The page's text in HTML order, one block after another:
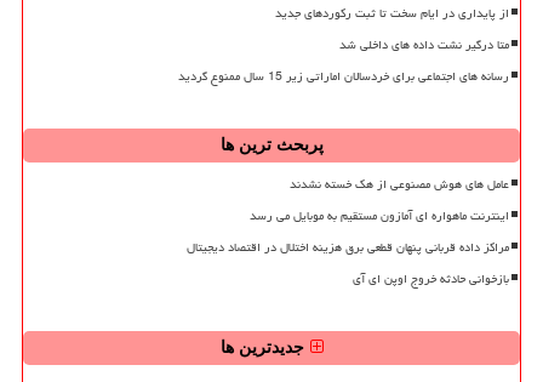
از پایداری در ایام سخت تا ثبت رکوردهای جدید
متا درگیر نشت داده های داخلی شد
رسانه های اجتماعی برای خردسالان اماراتی زیر 15 سال ممنوع گردید
پربحث ترین ها
عامل های هوش مصنوعی از هک خسته نشدند
اینترنت ماهواره ای آمازون مستقیم به موبایل می رسد
مراکز داده قربانی پنهان قطعی برق هزینه اختلال در اقتصاد دیجیتال
بازخوانی حادثه خروج اوپن ای آی
جدیدترین ها